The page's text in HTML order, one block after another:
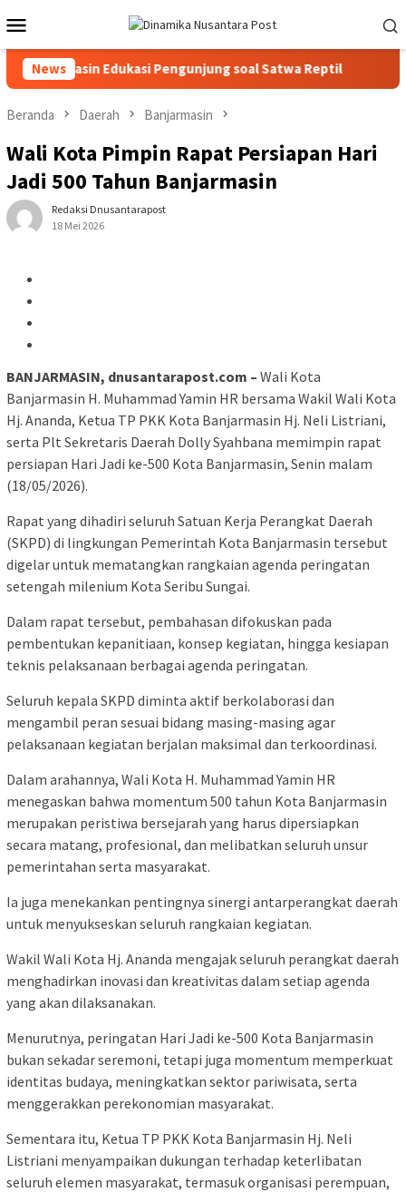
ke
kontenMobile
News
Banjarmasin Edukasi Pengunjung soal Satwa Reptil
Beranda Daerah Banjarmasin
Wali Kota Pimpin Rapat Persiapan Hari
Jadi 500 Tahun Banjarmasin
Redaksi Dnusantarapost
18 Mei 2026
BANJARMASIN, dnusantarapost.com – Wali Kota
Banjarmasin H. Muhammad Yamin HR bersama Wakil Wali Kota
Hj. Ananda, Ketua TP PKK Kota Banjarmasin Hj. Neli Listriani,
serta Plt Sekretaris Daerah Dolly Syahbana memimpin rapat
persiapan Hari Jadi ke-500 Kota Banjarmasin, Senin malam
(18/05/2026).
Rapat yang dihadiri seluruh Satuan Kerja Perangkat Daerah
(SKPD) di lingkungan Pemerintah Kota Banjarmasin tersebut
digelar untuk mematangkan rangkaian agenda peringatan
setengah milenium Kota Seribu Sungai.
Dalam rapat tersebut, pembahasan difokuskan pada
pembentukan kepanitiaan, konsep kegiatan, hingga kesiapan
teknis pelaksanaan berbagai agenda peringatan.
Seluruh kepala SKPD diminta aktif berkolaborasi dan
mengambil peran sesuai bidang masing-masing agar
pelaksanaan kegiatan berjalan maksimal dan terkoordinasi.
Dalam arahannya, Wali Kota H. Muhammad Yamin HR
menegaskan bahwa momentum 500 tahun Kota Banjarmasin
merupakan peristiwa bersejarah yang harus dipersiapkan
secara matang, profesional, dan melibatkan seluruh unsur
pemerintahan serta masyarakat.
Ia juga menekankan pentingnya sinergi antarperangkat daerah
untuk menyukseskan seluruh rangkaian kegiatan.
Wakil Wali Kota Hj. Ananda mengajak seluruh perangkat daerah
menghadirkan inovasi dan kreativitas dalam setiap agenda
yang akan dilaksanakan.
Menurutnya, peringatan Hari Jadi ke-500 Kota Banjarmasin
bukan sekadar seremoni, tetapi juga momentum memperkuat
identitas budaya, meningkatkan sektor pariwisata, serta
menggerakkan perekonomian masyarakat.
Sementara itu, Ketua TP PKK Kota Banjarmasin Hj. Neli
Listriani menyampaikan dukungan terhadap keterlibatan
seluruh elemen masyarakat, termasuk organisasi perempuan,